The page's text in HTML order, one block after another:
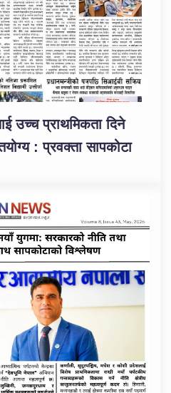
उच्च प्राथमिकता दिने
: प्रवक्ता सापकोटा